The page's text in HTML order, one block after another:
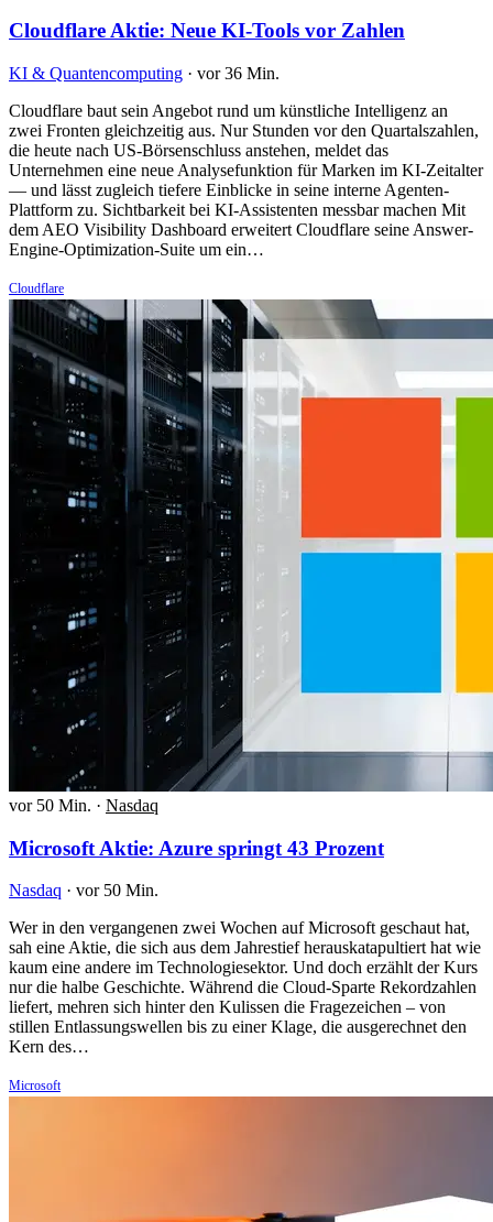
Cloudflare Aktie: Neue KI-Tools vor Zahlen
KI & Quantencomputing · vor 36 Min.
Cloudflare baut sein Angebot rund um künstliche Intelligenz an
zwei Fronten gleichzeitig aus. Nur Stunden vor den Quartalszahlen,
die heute nach US-Börsenschluss anstehen, meldet das
Unternehmen eine neue Analysefunktion für Marken im KI-Zeitalter
— und lässt zugleich tiefere Einblicke in seine interne Agenten-
Plattform zu. Sichtbarkeit bei KI-Assistenten messbar machen Mit
dem AEO Visibility Dashboard erweitert Cloudflare seine Answer-
Engine-Optimization-Suite um ein…
Cloudflare
vor 50 Min. · Nasdaq
Microsoft Aktie: Azure springt 43 Prozent
Nasdaq · vor 50 Min.
Wer in den vergangenen zwei Wochen auf Microsoft geschaut hat,
sah eine Aktie, die sich aus dem Jahrestief herauskatapultiert hat wie
kaum eine andere im Technologiesektor. Und doch erzählt der Kurs
nur die halbe Geschichte. Während die Cloud-Sparte Rekordzahlen
liefert, mehren sich hinter den Kulissen die Fragezeichen – von
stillen Entlassungswellen bis zu einer Klage, die ausgerechnet den
Kern des…
Microsoft